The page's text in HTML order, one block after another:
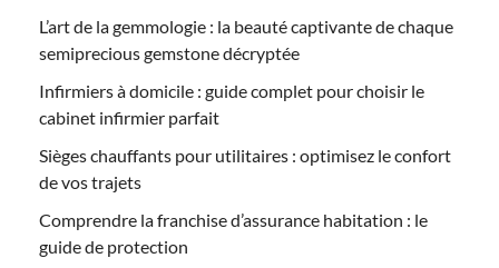
L’art de la gemmologie : la beauté captivante de chaque
semiprecious gemstone décryptée
Infirmiers à domicile : guide complet pour choisir le
cabinet infirmier parfait
Sièges chauffants pour utilitaires : optimisez le confort
de vos trajets
Comprendre la franchise d’assurance habitation : le
guide de protection